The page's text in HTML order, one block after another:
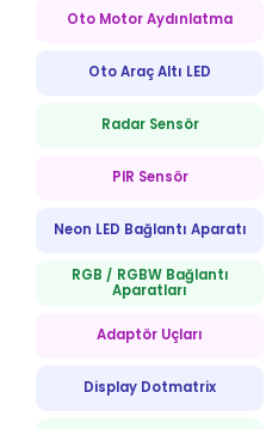
Oto Motor Aydınlatma
Oto Araç Altı LED
Radar Sensör
PIR Sensör
Neon LED Bağlantı Aparatı
RGB / RGBW Bağlantı
Aparatları
Adaptör Uçları
Display Dotmatrix